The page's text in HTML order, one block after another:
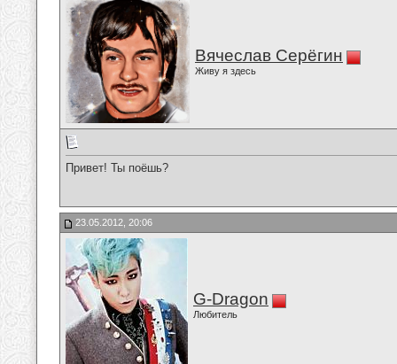
Вячеслав Серёгин
Живу я здесь
Привет! Ты поёшь?
23.05.2012, 20:06
G-Dragon
Любитель